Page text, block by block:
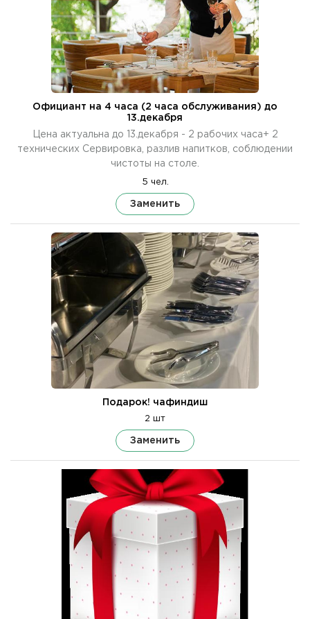
Официант на 4 часа (2 часа обслуживания) до
13.декабря
Цена актуальна до 13.декабря - 2 рабочих часа+ 2
технических Сервировка, разлив напитков, соблюдении
чистоты на столе.
5 чел.
Заменить
Подарок! чафиндиш
2 шт
Заменить